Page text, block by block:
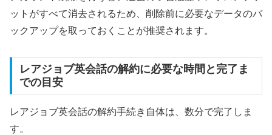
ットがすべて消去されるため、削除前に必要なデータのバ
ックアップを取っておくことが推奨されます。
レアジョブ英会話の解約に必要な時間と完了ま
での目安
レアジョブ英会話の解約手続き自体は、数分で完了しま
す。